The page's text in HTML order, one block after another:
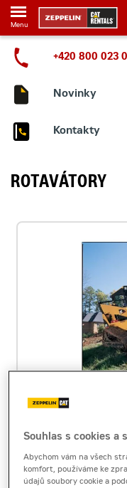
Menu
+420 800 023
Novinky
Kontakty
ROTAVÁTORY
rotavátor
Hmotnost
Pro stroje:
Souhlas s cookies a
Abychom vám na všech
komfort, používáme ke
údajů soubory cookie a